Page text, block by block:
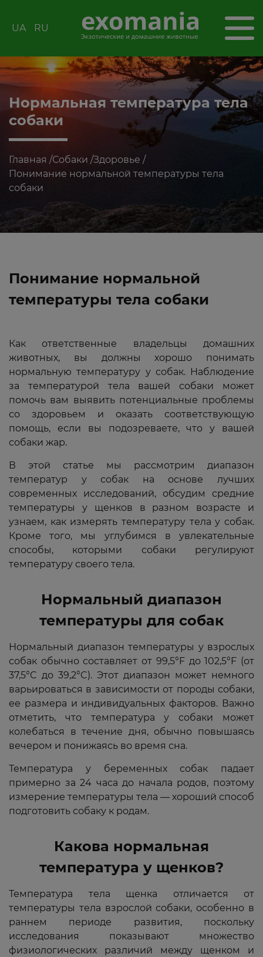
UA RU
Нормальная температура тела
собаки
Главная /Собаки /Здоровье /
Понимание нормальной температуры тела
собаки
Понимание нормальной
температуры тела собаки
Как ответственные владельцы домашних
животных, вы должны хорошо понимать
нормальную температуру у собак. Наблюдение
за температурой тела вашей собаки может
помочь вам выявить потенциальные проблемы
со здоровьем и оказать соответствующую
помощь, если вы подозреваете, что у вашей
собаки жар.
В этой статье мы рассмотрим диапазон
температур у собак на основе лучших
современных исследований, обсудим средние
температуры у щенков в разном возрасте и
узнаем, как измерять температуру тела у собак.
Кроме того, мы углубимся в увлекательные
способы, которыми собаки регулируют
температуру своего тела.
Нормальный диапазон
температуры для собак
Нормальный диапазон температуры у взрослых
собак обычно составляет от 99,5°F до 102,5°F (от
37,5°C до 39,2°C). Этот диапазон может немного
варьироваться в зависимости от породы собаки,
ее размера и индивидуальных факторов. Важно
отметить, что температура у собаки может
колебаться в течение дня, обычно повышаясь
вечером и понижаясь во время сна.
Температура у беременных собак падает
примерно за 24 часа до начала родов, поэтому
измерение температуры тела — хороший способ
подготовить собаку к родам.
Какова нормальная
температура у щенков?
Температура тела щенка отличается от
температуры тела взрослой собаки, особенно в
раннем периоде развития, поскольку
исследования показывают множество
физиологических различий между щенком и